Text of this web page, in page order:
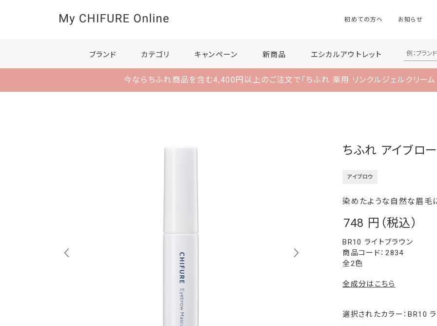
初めての方へ お知らせ
ブランド カテゴリ キャンペーン 新商品 エシカルアウトレット
今ならちふれ商品を含む4,400円以上のご注文で 「ちふれ 薬用 リンクルジェルクリーム
アイブロウ
ちふれ アイブロ
748
2834
BR10 ライトブラウン
染めたような自然な眉毛
全2色
全成分はこちら
選択されたカラー：BR10